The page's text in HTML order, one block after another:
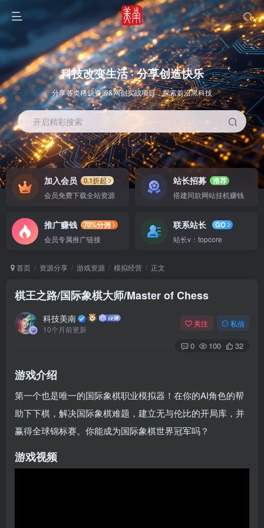
OS教程 SOFT教程
软件 Linux软件 Android软件
科技改变生活 · 分享创造快乐
分享各类稀缺资源&网创实战项目，探索前沿黑科技
开启精彩搜索
加入会员
0.1折起
会员免费下载全站资源
站长招募
推荐
搭建同款网站挂机赚钱
推广赚钱
70%分佣
会员专属推广链接
联系站长
GO
站长v：topcore
首页 资源分享 游戏资源 模拟经营 正文
棋王之路/国际象棋大师/Master of Chess
科技美南
10个月前更新
关注 私信
0 100 32
游戏介绍
第一个也是唯一的国际象棋职业模拟器！在你的AI角色的帮
助下下棋，解决国际象棋难题，建立无与伦比的开局库，并
赢得全球锦标赛。你能成为国际象棋世界冠军吗？
游戏视频